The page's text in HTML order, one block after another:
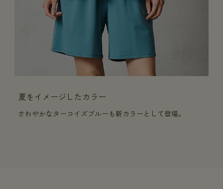
夏をイメージしたカラー
さわやかなターコイズブルーも新カラーとして登場。